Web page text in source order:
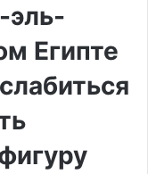
эль-
Египте